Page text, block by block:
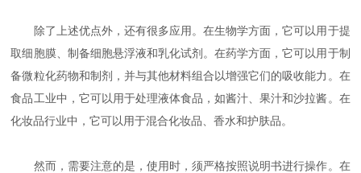
除了上述优点外，还有很多应用。在生物学方面，它可以用于提
取细胞膜、制备细胞悬浮液和乳化试剂。在药学方面，它可以用于制
备微粒化药物和制剂，并与其他材料组合以增强它们的吸收能力。在
食品工业中，它可以用于处理液体食品，如酱汁、果汁和沙拉酱。在
化妆品行业中，它可以用于混合化妆品、香水和护肤品。
然而，需要注意的是，使用时，须严格按照说明书进行操作。在